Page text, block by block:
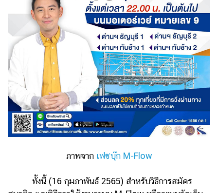
และ
สัตว์
Infographic
บริการ
แอปฯ
กระปุก
เรียน
เลข
ภาพจาก เฟซบุ๊ก M-Flow
ทั้งนี้ (16 กุมภาพันธ์ 2565) สำหรับวิธีการสมัคร